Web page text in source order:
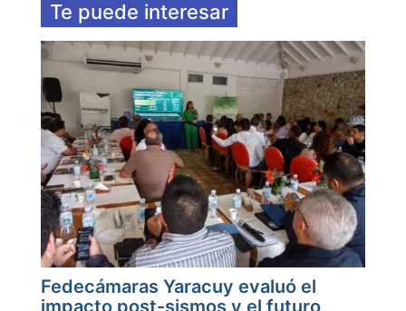
Te puede interesar
Fedecámaras Yaracuy evaluó el
impacto post-sismos y el futuro